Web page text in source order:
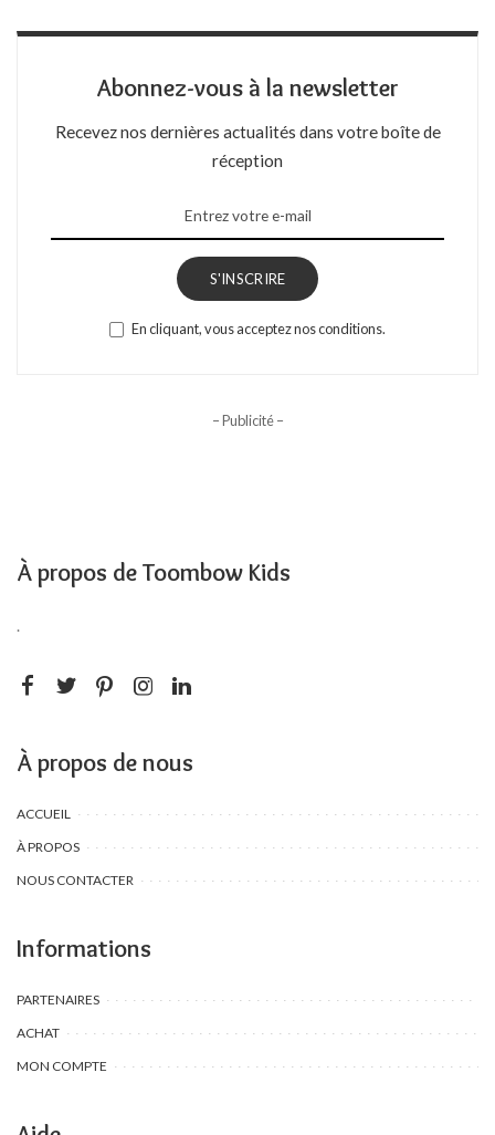
Abonnez-vous à la newsletter
Recevez nos dernières actualités dans votre boîte de
réception
S'INSCRIRE
En cliquant, vous acceptez nos conditions.
– Publicité –
À propos de Toombow Kids
.
À propos de nous
ACCUEIL
À PROPOS
NOUS CONTACTER
Informations
PARTENAIRES
ACHAT
MON COMPTE